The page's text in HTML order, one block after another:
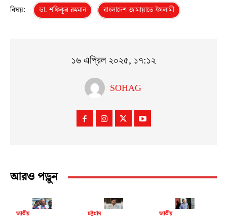
বিষয়: ডা. শফিকুর রহমান বাংলাদেশ জামায়াতে ইসলামী
১৬ এপ্রিল ২০২৫, ১৭:১২
SOHAG
আরও পড়ুন
জাতীয় চট্টগ্রাম জাতীয়